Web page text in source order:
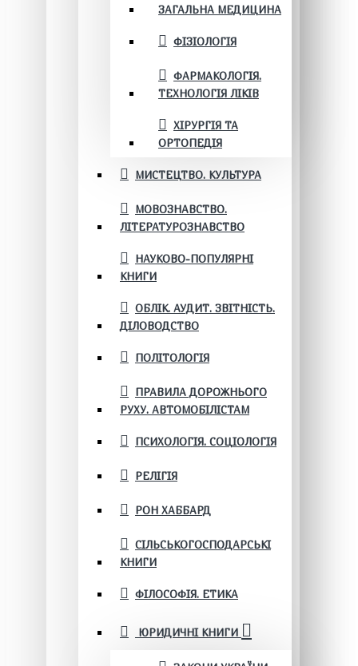
ЗАГАЛЬНА МЕДИЦИНА
ФІЗІОЛОГІЯ
ФАРМАКОЛОГІЯ.
ТЕХНОЛОГІЯ ЛІКІВ
ХІРУРГІЯ ТА
ОРТОПЕДІЯ
МИСТЕЦТВО. КУЛЬТУРА
МОВОЗНАВСТВО.
ЛІТЕРАТУРОЗНАВСТВО
НАУКОВО-ПОПУЛЯРНІ
КНИГИ
ОБЛІК. АУДИТ. ЗВІТНІСТЬ.
ДІЛОВОДСТВО
ПОЛІТОЛОГІЯ
ПРАВИЛА ДОРОЖНЬОГО
РУХУ. АВТОМОБІЛІСТАМ
ПСИХОЛОГІЯ. СОЦІОЛОГІЯ
РЕЛІГІЯ
РОН ХАББАРД
СІЛЬСЬКОГОСПОДАРСЬКІ
КНИГИ
ФІЛОСОФІЯ. ЕТИКА
ЮРИДИЧНІ КНИГИ